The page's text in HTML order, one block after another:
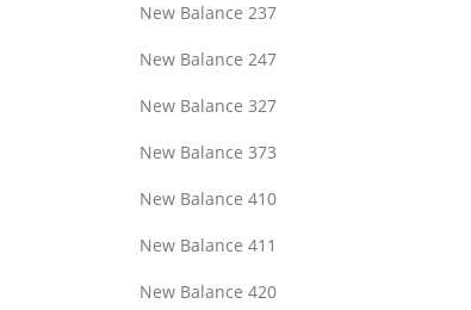
New Balance 237
New Balance 247
New Balance 327
New Balance 373
New Balance 410
New Balance 411
New Balance 420